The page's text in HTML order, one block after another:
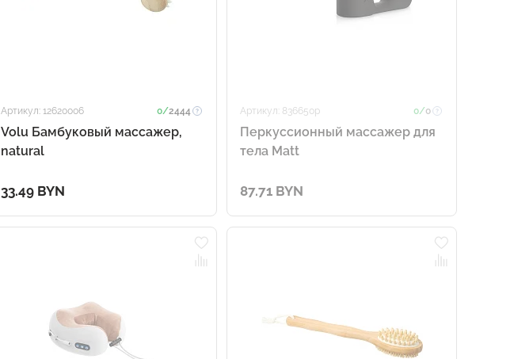
Артикул: 12620006 0/2444
Volu Бамбуковый массажер,
natural
33.49 BYN
Артикул: 836650p 0/0
Перкуссионный массажер для
тела Matt
87.71 BYN